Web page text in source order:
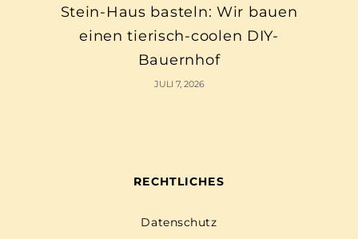
Stein-Haus basteln: Wir bauen
einen tierisch-coolen DIY-
Bauernhof
JULI 7, 2026
RECHTLICHES
Datenschutz